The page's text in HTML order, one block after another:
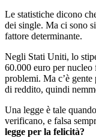
Le statistiche dicono
dei single. Ma ci sono
fattore determinante.
Negli Stati Uniti, lo
60.000 euro per nucleo
problemi. Ma c’è
di reddito, quindi
Una legge è tale
verificano, e falsa
legge per la felicità?